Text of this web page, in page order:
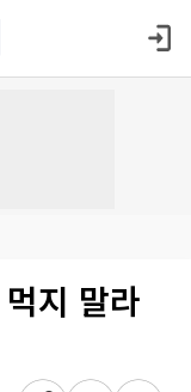
지 말라